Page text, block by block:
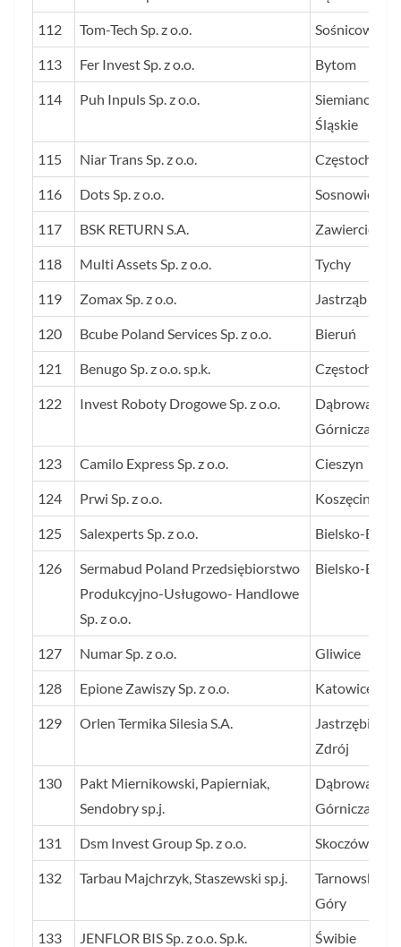
112 Tom-Tech Sp. z o.o. Sośnicowice
113 Fer Invest Sp. z o.o. Bytom
114 Puh Inpuls Sp. z o.o.
Siemianowice
Śląskie
115 Niar Trans Sp. z o.o. Częstochowa
116 Dots Sp. z o.o. Sosnowiec
117 BSK RETURN S.A. Zawiercie
118 Multi Assets Sp. z o.o. Tychy
119 Zomax Sp. z o.o. Jastrząb
120 Bcube Poland Services Sp. z o.o. Bieruń
121 Benugo Sp. z o.o. sp.k. Częstochowa
122 Invest Roboty Drogowe Sp. z o.o.
Dąbrowa
Górnicza
123 Camilo Express Sp. z o.o. Cieszyn
124 Prwi Sp. z o.o. Koszęcin
125 Salexperts Sp. z o.o. Bielsko-Biała
126
Sermabud Poland Przedsiębiorstwo
Produkcyjno-Usługowo- Handlowe
Sp. z o.o.
Bielsko-Biała
127 Numar Sp. z o.o. Gliwice
128 Epione Zawiszy Sp. z o.o. Katowice
129 Orlen Termika Silesia S.A.
Jastrzębie-
Zdrój
130
Pakt Miernikowski, Papierniak,
Sendobry sp.j.
Dąbrowa
Górnicza
131 Dsm Invest Group Sp. z o.o. Skoczów
132 Tarbau Majchrzyk, Staszewski sp.j.
Tarnowskie
Góry
133 JENFLOR BIS Sp. z o.o. Sp.k. Świbie